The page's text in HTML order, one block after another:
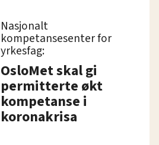
Nasjonalt
kompetansesenter for
yrkesfag:
OsloMet skal gi
permitterte økt
kompetanse i
koronakrisa